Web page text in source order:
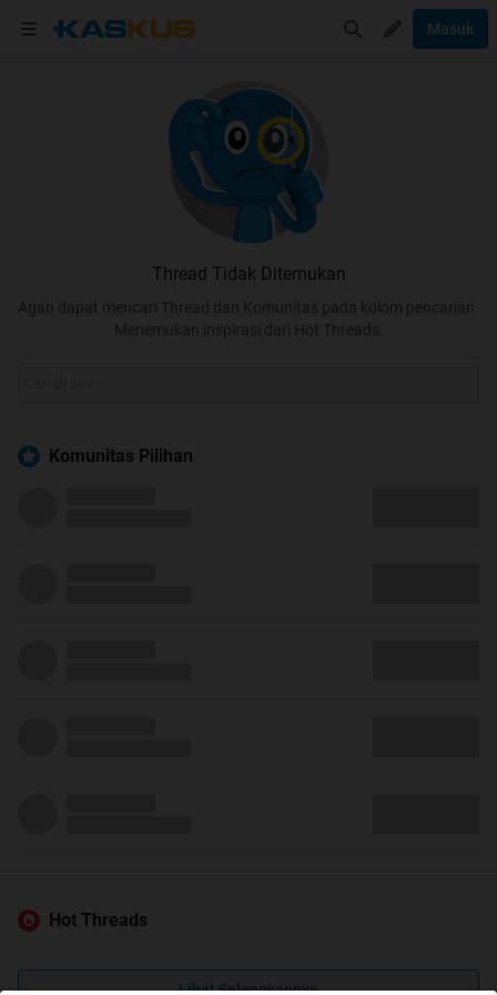
Masuk
Thread Tidak Ditemukan
Agan dapat mencari Thread dan Komunitas pada kolom pencarian.
Menemukan inspirasi dari Hot Threads.
Komunitas Pilihan
Hot Threads
Lihat Selengkapnya